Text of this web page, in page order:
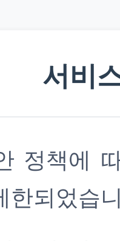
서비
정책에
한되었습